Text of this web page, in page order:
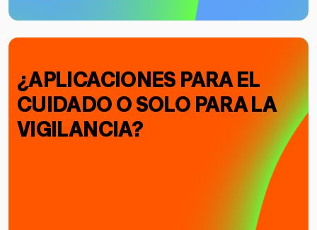
¿APLICACIONES PARA EL
CUIDADO O SOLO PARA LA
VIGILANCIA?